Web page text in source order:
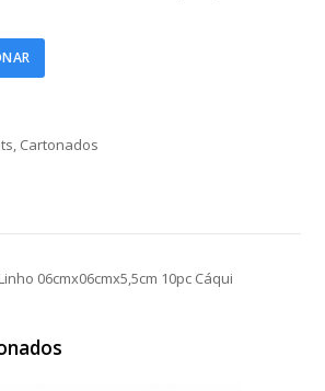
, Cartonados
06cmx06cmx5,5cm 10pc Cáqui